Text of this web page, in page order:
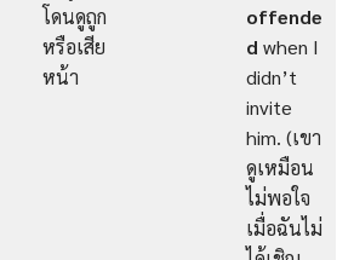
โดนดูถูก
หรือเสีย
หน้า
offende
d when I
didn’t
invite
him. (เขา
ดูเหมือน
ไม่พอใจ
เมื่อฉันไม่